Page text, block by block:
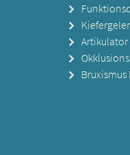
Artikulator